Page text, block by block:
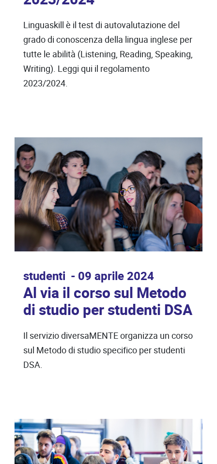
Linguaskill è il test di autovalutazione del
grado di conoscenza della lingua inglese per
tutte le abilità (Listening, Reading, Speaking,
Writing). Leggi qui il regolamento
2023/2024.
studenti 09 aprile 2024
Al via il corso sul Metodo
di studio per studenti DSA
Il servizio diversaMENTE organizza un corso
sul Metodo di studio specifico per studenti
DSA.